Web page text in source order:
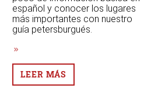
español y conocer los lugares
más importantes con nuestro
guía petersburgués.
LEER MÁS